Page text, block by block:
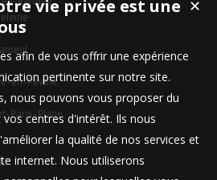
en-Pévèle
Paris-Plage
✕
vie privée est une
afin de vous offrir une expérience
pertinente sur notre site.
nous pouvons vous proposer du
centres d'intérêt. Ils nous
la qualité de nos services et
internet. Nous utiliserons